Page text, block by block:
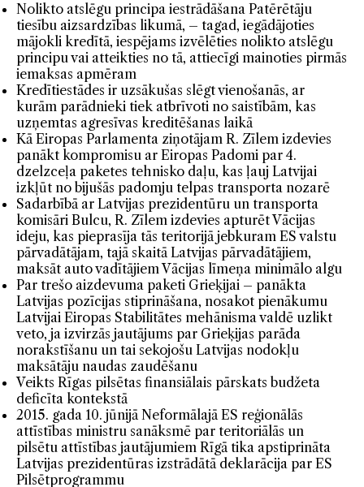
Nolikto atslēgu principa iestrādāšana Patērētāju
tiesību aizsardzības likumā, – tagad, iegādājoties
mājokli kredītā, iespējams izvēlēties nolikto atslēgu
principu vai atteikties no tā, attiecīgi mainoties pirmās
iemaksas apmēram
Kredītiestādes ir uzsākušas slēgt vienošanās, ar
kurām parādnieki tiek atbrīvoti no saistībām, kas
uzņemtas agresīvas kreditēšanas laikā
Kā Eiropas Parlamenta ziņotājam R. Zīlem izdevies
panākt kompromisu ar Eiropas Padomi par 4.
dzelzceļa paketes tehnisko daļu, kas ļauj Latvijai
izkļūt no bijušās padomju telpas transporta nozarē
​Sadarbībā ar Latvijas prezidentūru un transporta
komisāri Bulcu, R. Zīlem izdevies apturēt Vācijas
ideju, kas pieprasīja tās teritorijā jebkuram ES valstu
pārvadātājam, tajā skaitā Latvijas pārvadātājiem,
maksāt auto vadītājiem Vācijas līmeņa minimālo algu
Par trešo aizdevuma paketi Grieķijai – panākta
Latvijas pozīcijas stiprināšana, nosakot pienākumu
Latvijai Eiropas Stabilitātes mehānisma valdē uzlikt
veto, ja izvirzās jautājums par Grieķijas parāda
norakstīšanu un tai sekojošu Latvijas nodokļu
maksātāju naudas zaudēšanu
Veikts Rīgas pilsētas finansiālais pārskats budžeta
deficīta kontekstā
2015. gada 10. jūnijā Neformālajā ES reģionālās
attīstības ministru sanāksmē par teritoriālās un
pilsētu attīstības jautājumiem Rīgā tika apstiprināta
Latvijas prezidentūras izstrādātā deklarācija par ES
Pilsētprogrammu